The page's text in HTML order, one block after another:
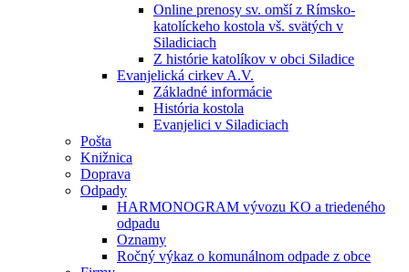
Online prenosy sv. omší z Rímsko-
katolíckeho kostola vš. svätých v
Siladiciach
Z histórie katolíkov v obci Siladice
Evanjelická cirkev A.V.
Základné informácie
História kostola
Evanjelici v Siladiciach
Pošta
Knižnica
Doprava
Odpady
HARMONOGRAM vývozu KO a triedeného
odpadu
Oznamy
Ročný výkaz o komunálnom odpade z obce